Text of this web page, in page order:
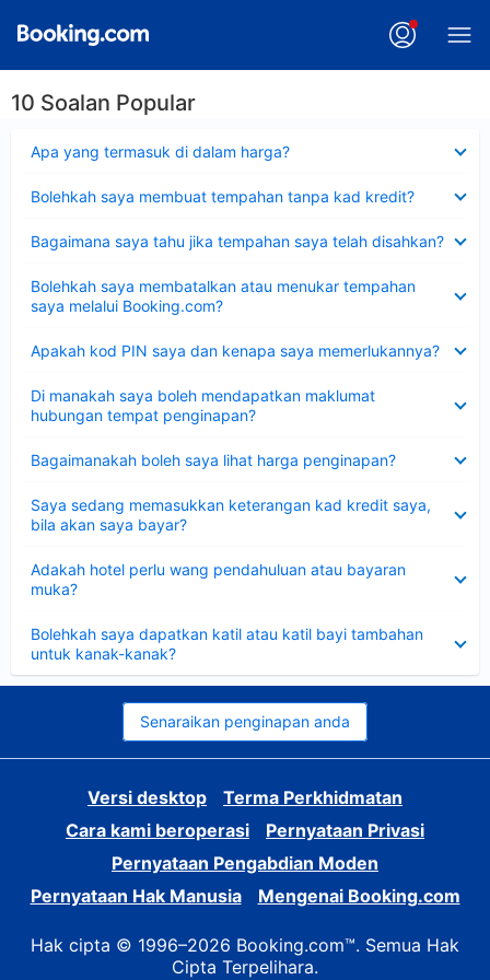
10 Soalan Popular
Apa yang termasuk di dalam harga?
Bolehkah saya membuat tempahan tanpa kad kredit?
Bagaimana saya tahu jika tempahan saya telah disahkan?
Bolehkah saya membatalkan atau menukar tempahan
saya melalui Booking.com?
Apakah kod PIN saya dan kenapa saya memerlukannya?
Di manakah saya boleh mendapatkan maklumat
hubungan tempat penginapan?
Bagaimanakah boleh saya lihat harga penginapan?
Saya sedang memasukkan keterangan kad kredit saya,
bila akan saya bayar?
Adakah hotel perlu wang pendahuluan atau bayaran
muka?
Bolehkah saya dapatkan katil atau katil bayi tambahan
untuk kanak-kanak?
Senaraikan penginapan anda
Versi desktop
Terma Perkhidmatan
Cara kami beroperasi
Pernyataan Privasi
Pernyataan Pengabdian Moden
Pernyataan Hak Manusia
Mengenai Booking.com
Hak cipta © 1996–2026 Booking.com™. Semua Hak
Cipta Terpelihara.